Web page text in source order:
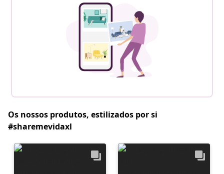
Os nossos produtos, estilizados por si
#sharemevidaxl